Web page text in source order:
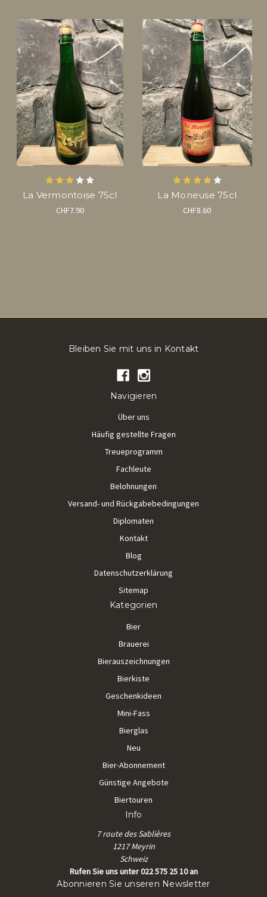
La Vermontoise 75cl
CHF7.90
La Moneuse 75cl
CHF8.60
Bleiben Sie mit uns in Kontakt
Navigieren
Über uns
Häufig gestellte Fragen
Treueprogramm
Fachleute
Belohnungen
Versand- und Rückgabebedingungen
Diplomaten
Kontakt
Blog
Datenschutzerklärung
Sitemap
Kategorien
Bier
Brauerei
Bierauszeichnungen
Bierkiste
Geschenkideen
Mini-Fass
Bierglas
Neu
Bier-Abonnement
Günstige Angebote
Biertouren
Info
7 route des Sablières
1217 Meyrin
Schweiz
Rufen Sie uns unter 022 575 25 10 an
Abonnieren Sie unseren Newsletter